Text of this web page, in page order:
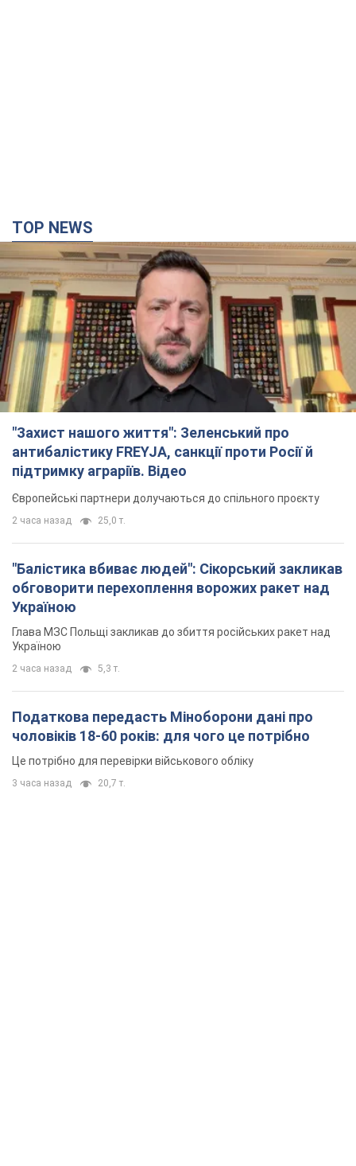
TOP NEWS
"Захист нашого життя": Зеленський про
антибалістику FREYJA, санкції проти Росії й
підтримку аграріїв. Відео
Європейські партнери долучаються до спільного проєкту
2 часа назад 25,0 т.
"Балістика вбиває людей": Сікорський закликав
обговорити перехоплення ворожих ракет над
Україною
Глава МЗС Польщі закликав до збиття російських ракет над
Україною
2 часа назад 5,3 т.
Податкова передасть Міноборони дані про
чоловіків 18-60 років: для чого це потрібно
Це потрібно для перевірки військового обліку
3 часа назад 20,7 т.